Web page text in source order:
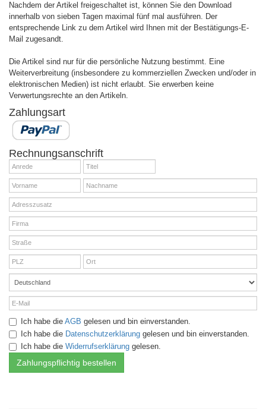
Nachdem der Artikel freigeschaltet ist, können Sie den Download
innerhalb von sieben Tagen maximal fünf mal ausführen. Der
entsprechende Link zu dem Artikel wird Ihnen mit der Bestätigungs-E-
Mail zugesandt.
Die Artikel sind nur für die persönliche Nutzung bestimmt. Eine
Weiterverbreitung (insbesondere zu kommerziellen Zwecken und/oder in
elektronischen Medien) ist nicht erlaubt. Sie erwerben keine
Verwertungsrechte an den Artikeln.
Zahlungsart
Rechnungsanschrift
Ich habe die AGB gelesen und bin einverstanden.
Ich habe die Datenschutzerklärung gelesen und bin einverstanden.
Ich habe die Widerrufserklärung gelesen.